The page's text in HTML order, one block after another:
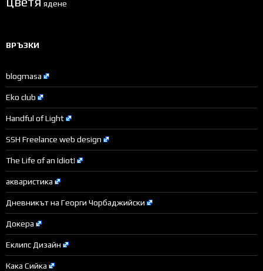
ядене
ВРЪЗКИ
blogmasa
Eko club
Handful of Light
SSH Freelance web design
The Life of an Idiot!
акваристика
Дневникът на Георги Чорбаджийски
Докера
Еклипс Дизайн
Кака Сийка